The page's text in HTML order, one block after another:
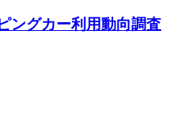
ングカー利用動向調査